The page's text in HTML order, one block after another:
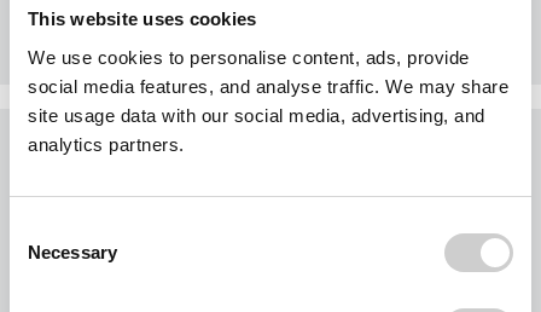
This website uses cookies
We use cookies to personalise content, ads, provide
social media features, and analyse traffic. We may share
site usage data with our social media, advertising, and
analytics partners.
Selection
Necessary
Was möchten Sie jetzt tun?
Jedes Gebiet wird nur einmal vergeben.